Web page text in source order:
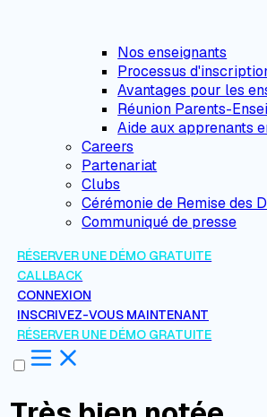
Nos enseignants
Processus
Avantages pour les
Réunion Parents-
Aide aux apprenants
Careers
Partenariat
Clubs
Cérémonie de Remise des
Communiqué de presse
RÉSERVER UNE DÉMO GRATUITE
CALLBACK
CONNEXION
INSCRIVEZ-VOUS MAINTENANT
RÉSERVER UNE DÉMO GRATUITE